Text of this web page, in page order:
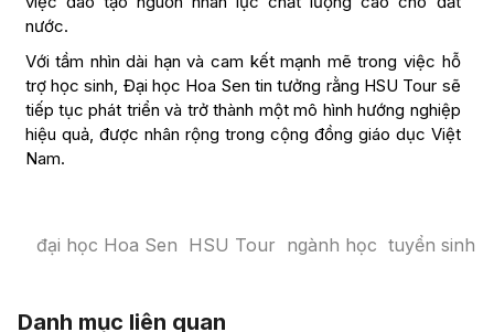
Đại học Hoa Sen và cộng đồng, đóng góp tích cực vào
sự phát triển của giáo dục đại học và định hướng nghề
nghiệp cho thế hệ trẻ. Thông qua những nỗ lực này, Đại
học Hoa Sen không chỉ khẳng định vị thế là một cơ sở
giáo dục uy tín mà còn thể hiện trách nhiệm xã hội trong
việc đào tạo nguồn nhân lực chất lượng cao cho đất
nước.
tiếp tục phát triển và trở thành một mô hình hướng nghiệp